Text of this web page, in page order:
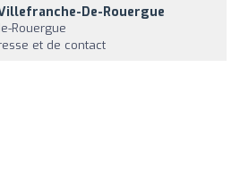
De-Rouergue
Rouergue
et de contact